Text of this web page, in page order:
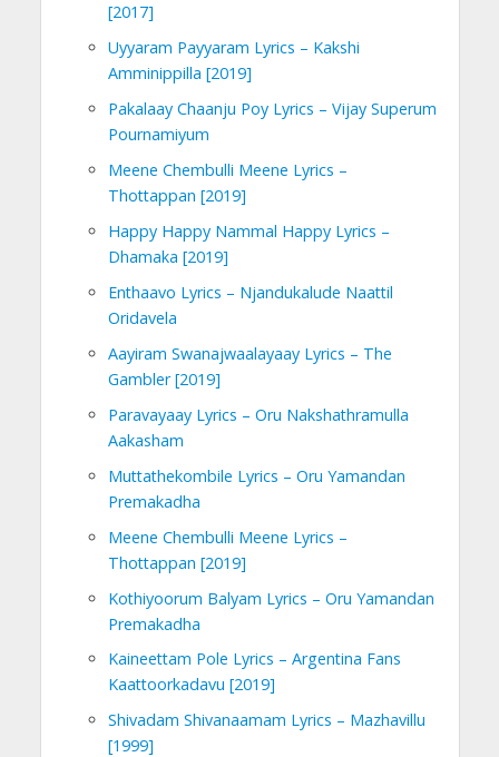
[2017]
Uyyaram Payyaram Lyrics – Kakshi
Amminippilla [2019]
Pakalaay Chaanju Poy Lyrics – Vijay Superum
Pournamiyum
Meene Chembulli Meene Lyrics –
Thottappan [2019]
Happy Happy Nammal Happy Lyrics –
Dhamaka [2019]
Enthaavo Lyrics – Njandukalude Naattil
Oridavela
Aayiram Swanajwaalayaay Lyrics – The
Gambler [2019]
Paravayaay Lyrics – Oru Nakshathramulla
Aakasham
Muttathekombile Lyrics – Oru Yamandan
Premakadha
Meene Chembulli Meene Lyrics –
Thottappan [2019]
Kothiyoorum Balyam Lyrics – Oru Yamandan
Premakadha
Kaineettam Pole Lyrics – Argentina Fans
Kaattoorkadavu [2019]
Shivadam Shivanaamam Lyrics – Mazhavillu
[1999]